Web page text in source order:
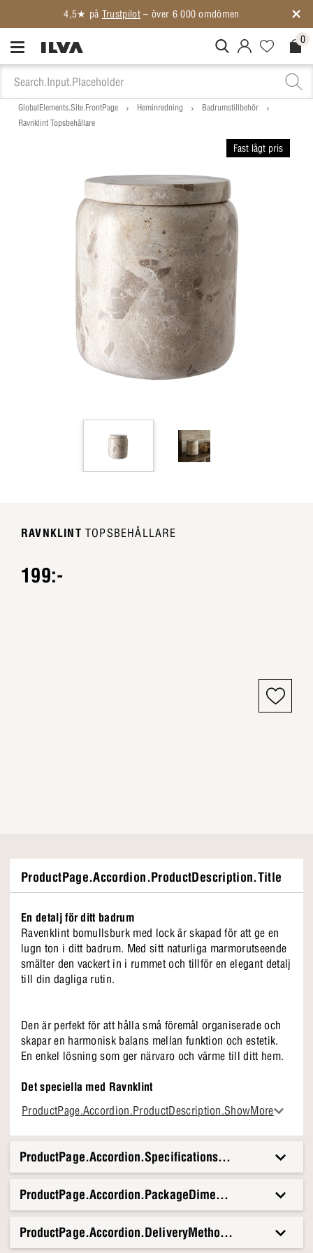
MitIlva.Login 0
GlobalElements.Site.FrontPage Heminredning
Badrumstillbehör
Ravnklint Topsbehållare
Fast lågt pris
RAVNKLINT TOPSBEHÅLLARE
199:-
ProductPage.Accordion.ProductDescription.Title
En detalj för ditt badrum
Ravenklint bomullsburk med lock är skapad för att ge en
lugn ton i ditt badrum. Med sitt naturliga marmorutseende
smälter den vackert in i rummet och tillför en elegant detalj
till din dagliga rutin.
Den är perfekt för att hålla små föremål organiserade och
skapar en harmonisk balans mellan funktion och estetik.
En enkel lösning som ger närvaro och värme till ditt hem.
Det speciella med Ravnklint
Praktiskt lock som håller innehållet skyddat
Lätt att integrera i alla badrumsinredningar
Unika nyansskillnader för personlighet
ProductPage.Accordion.ProductDescription.ShowMore
ProductPage.Accordion.Specifications.Title
ProductPage.Accordion.DeliveryMethods.Title